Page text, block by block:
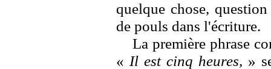
quelque chose,
de pouls dans l'écriture.
La première phrase
« Il est cinq heures, »